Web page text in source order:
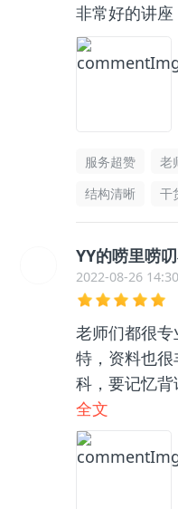
非常好的讲座
服务超赞 老
结构清晰
干
YY的唠里唠
2022-08-26 14:30
老师们都很
特，资料也
科，要记忆
绪，和咨询老
架清晰了很多
全文